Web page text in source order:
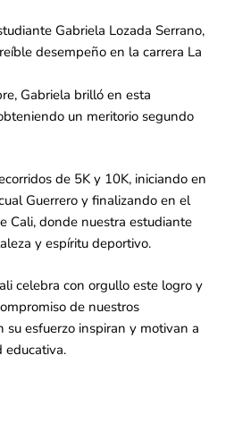
Gabriela Lozada Serrano,
desempeño en la carrera La
Gabriela brilló en esta
un meritorio segundo
de 5K y 10K, iniciando en
Guerrero y finalizando en el
Cali, donde nuestra estudiante
y espíritu deportivo.
celebra con orgullo este logro y
de nuestros
su esfuerzo inspiran y motivan a
educativa.